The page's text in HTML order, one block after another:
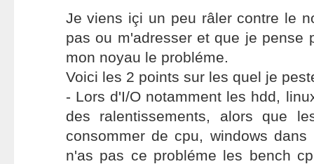
Je viens içi un peu râler contre le
pas ou m'adresser et que je pense
mon noyau le probléme.
Voici les 2 points sur les quel je
- Lors d'I/O notamment les hdd,
des ralentissements, alors que
consommer de cpu, windows
n'as pas ce probléme les bench